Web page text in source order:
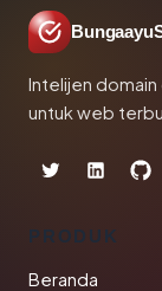
Intelijen
untuk web
PRODUK
Beranda